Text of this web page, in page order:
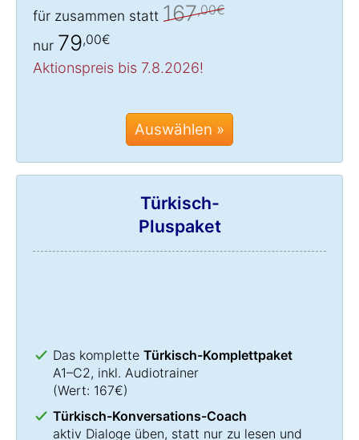
für zusammen statt 167,00€
nur 79,00€
Aktionspreis bis 7.8.2026!
Auswählen »
Türkisch-
Pluspaket
Das komplette Türkisch-Komplettpaket
A1–C2, inkl. Audiotrainer
(Wert: 167€)
Türkisch-Konversations-Coach
aktiv Dialoge üben, statt nur zu lesen und